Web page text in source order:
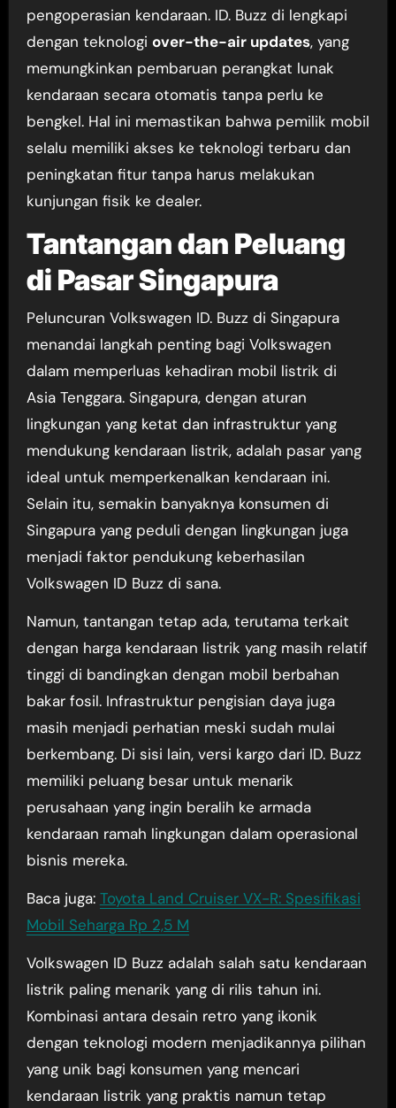
pengoperasian kendaraan. ID. Buzz di lengkapi
dengan teknologi over-the-air updates, yang
memungkinkan pembaruan perangkat lunak
kendaraan secara otomatis tanpa perlu ke
bengkel. Hal ini memastikan bahwa pemilik mobil
selalu memiliki akses ke teknologi terbaru dan
peningkatan fitur tanpa harus melakukan
kunjungan fisik ke dealer.
Tantangan dan Peluang
di Pasar Singapura
Peluncuran Volkswagen ID. Buzz di Singapura
menandai langkah penting bagi Volkswagen
dalam memperluas kehadiran mobil listrik di
Asia Tenggara. Singapura, dengan aturan
lingkungan yang ketat dan infrastruktur yang
mendukung kendaraan listrik, adalah pasar yang
ideal untuk memperkenalkan kendaraan ini.
Selain itu, semakin banyaknya konsumen di
Singapura yang peduli dengan lingkungan juga
menjadi faktor pendukung keberhasilan
Volkswagen ID Buzz di sana.
Namun, tantangan tetap ada, terutama terkait
dengan harga kendaraan listrik yang masih relatif
tinggi di bandingkan dengan mobil berbahan
bakar fosil. Infrastruktur pengisian daya juga
masih menjadi perhatian meski sudah mulai
berkembang. Di sisi lain, versi kargo dari ID. Buzz
memiliki peluang besar untuk menarik
perusahaan yang ingin beralih ke armada
kendaraan ramah lingkungan dalam operasional
bisnis mereka.
Baca juga: Toyota Land Cruiser VX-R: Spesifikasi
Mobil Seharga Rp 2,5 M
Volkswagen ID Buzz adalah salah satu kendaraan
listrik paling menarik yang di rilis tahun ini.
Kombinasi antara desain retro yang ikonik
dengan teknologi modern menjadikannya pilihan
yang unik bagi konsumen yang mencari
kendaraan listrik yang praktis namun tetap